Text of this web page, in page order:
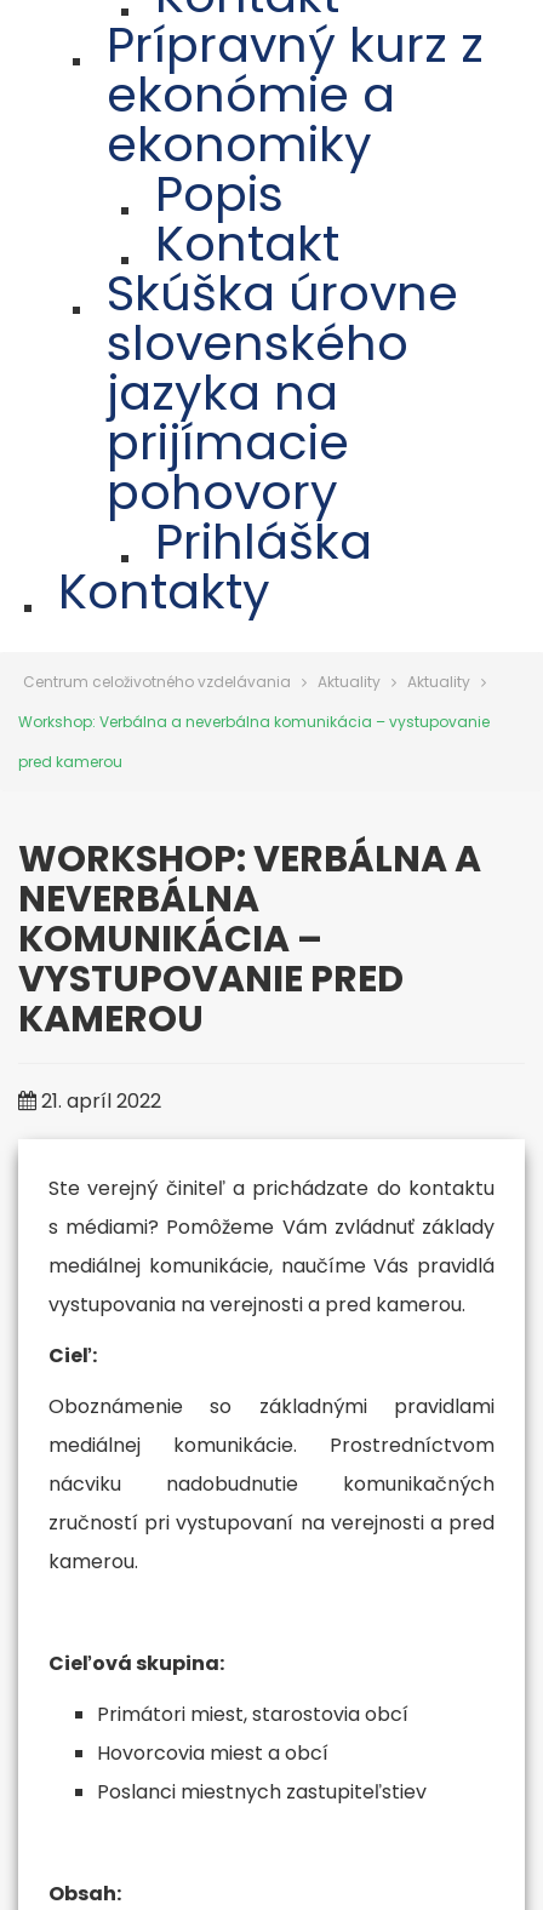
Prípravný kurz z
ekonómie a
ekonomiky
Popis
Kontakt
Skúška úrovne
slovenského
jazyka na
prijímacie
pohovory
Prihláška
Kontakty
Centrum celoživotného vzdelávania Aktuality
Aktuality
Workshop: Verbálna a neverbálna komunikácia – vystupovanie
pred kamerou
WORKSHOP: VERBÁLNA A
NEVERBÁLNA
KOMUNIKÁCIA –
VYSTUPOVANIE PRED
KAMEROU
21. apríl 2022
Ste verejný činiteľ a prichádzate do kontaktu
s médiami? Pomôžeme Vám zvládnuť základy
mediálnej komunikácie, naučíme Vás pravidlá
vystupovania na verejnosti a pred kamerou.
Cieľ:
Oboznámenie so základnými pravidlami
mediálnej komunikácie. Prostredníctvom
nácviku nadobudnutie komunikačných
zručností pri vystupovaní na verejnosti a pred
kamerou.
Cieľová skupina:
Primátori miest, starostovia obcí
Hovorcovia miest a obcí
Poslanci miestnych zastupiteľstiev
Obsah: